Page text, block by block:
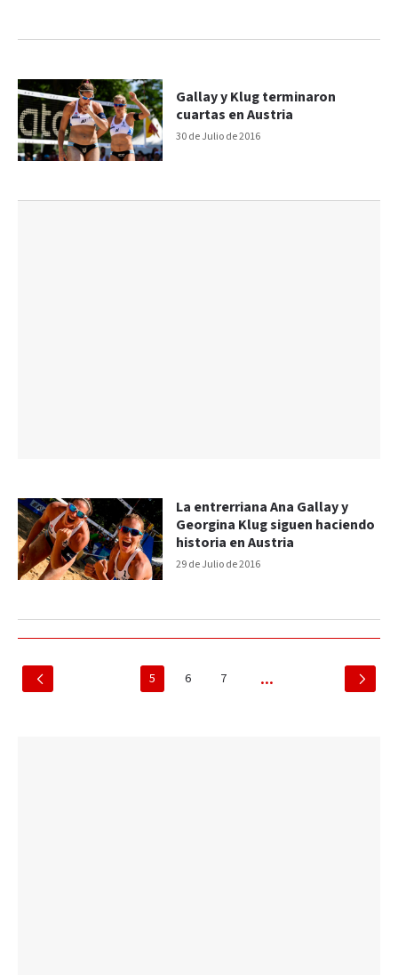
30 de Julio de 2016
Gallay y Klug terminaron
cuartas en Austria
29 de Julio de 2016
La entrerriana Ana Gallay y
Georgina Klug siguen haciendo
historia en Austria
5 6 7